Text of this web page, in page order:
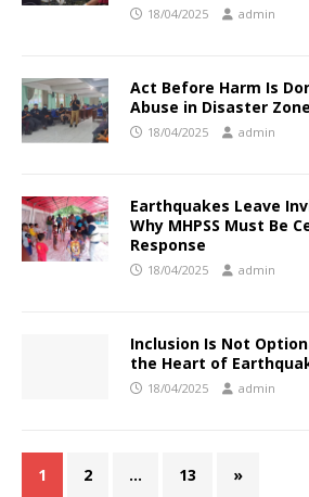
18/04/2025 admin
Act Before Harm Is
Abuse in Disaster
18/04/2025 admin
Earthquakes Leave
Why MHPSS Must Be
Response
18/04/2025 admin
Inclusion Is Not
the Heart of
18/04/2025 admin
1 2 … 13 »